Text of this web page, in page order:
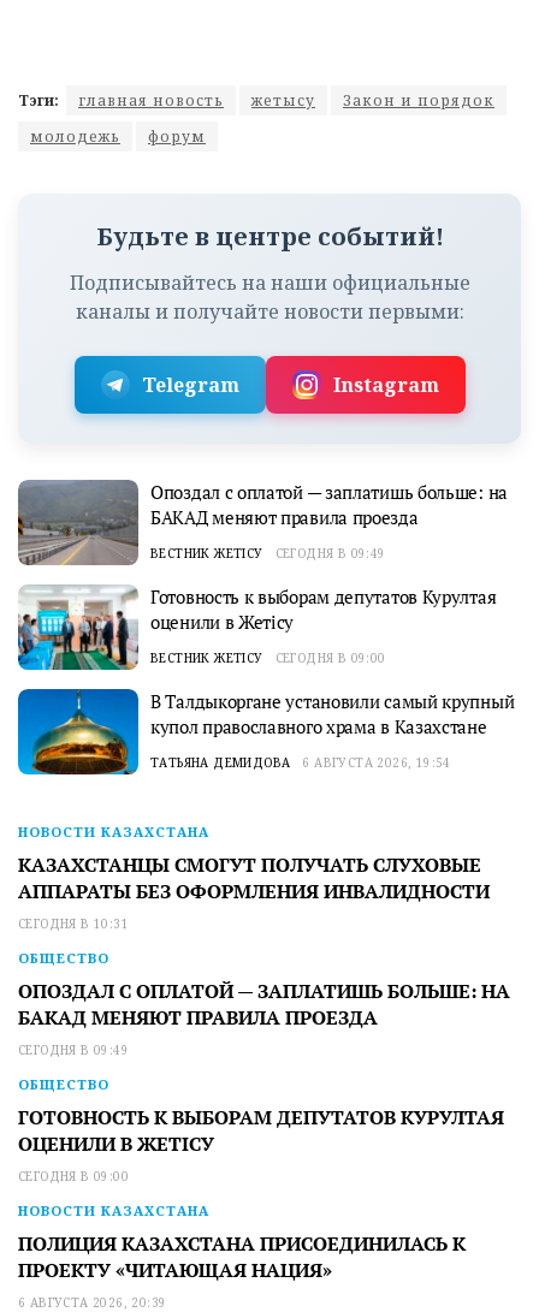
Тэги: главная новость жетысу
Закон и порядок
молодежь
форум
Будьте в центре событий!
Подписывайтесь на наши официальные
каналы и получайте новости первыми:
Telegram Instagram
Опоздал с оплатой — заплатишь больше: на
БАКАД меняют правила проезда
ВЕСТНИК ЖЕТІСУ СЕГОДНЯ В 09:49
Готовность к выборам депутатов Курултая
оценили в Жетісу
ВЕСТНИК ЖЕТІСУ СЕГОДНЯ В 09:00
В Талдыкоргане установили самый крупный
купол православного храма в Казахстане
ТАТЬЯНА ДЕМИДОВА 6 АВГУСТА 2026, 19:54
НОВОСТИ КАЗАХСТАНА
КАЗАХСТАНЦЫ СМОГУТ ПОЛУЧАТЬ СЛУХОВЫЕ
АППАРАТЫ БЕЗ ОФОРМЛЕНИЯ ИНВАЛИДНОСТИ
СЕГОДНЯ В 10:31
ОБЩЕСТВО
ОПОЗДАЛ С ОПЛАТОЙ — ЗАПЛАТИШЬ БОЛЬШЕ: НА
БАКАД МЕНЯЮТ ПРАВИЛА ПРОЕЗДА
СЕГОДНЯ В 09:49
ОБЩЕСТВО
ГОТОВНОСТЬ К ВЫБОРАМ ДЕПУТАТОВ КУРУЛТАЯ
ОЦЕНИЛИ В ЖЕТІСУ
СЕГОДНЯ В 09:00
НОВОСТИ КАЗАХСТАНА
ПОЛИЦИЯ КАЗАХСТАНА ПРИСОЕДИНИЛАСЬ К
ПРОЕКТУ «ЧИТАЮЩАЯ НАЦИЯ»
6 АВГУСТА 2026, 20:39